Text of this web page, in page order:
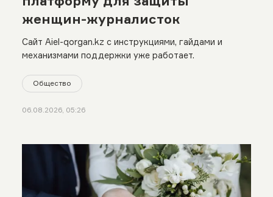
женщин-журналисток
Сайт Aiel-qorgan.kz с инструкциями, гайдами и
механизмами поддержки уже работает.
Общество
06.08.2026, 05:26